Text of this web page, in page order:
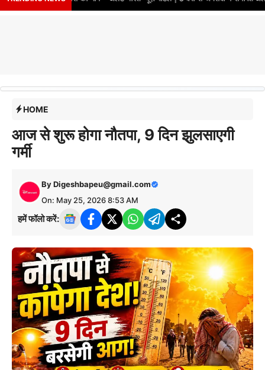
HOME
आज से शुरू होगा नौतपा, 9 दिन झुलसाएगी
गर्मी
ByDigeshbapeu@gmail.com
On: May 25, 2026 8:53 AM
हमें फॉलो करें: